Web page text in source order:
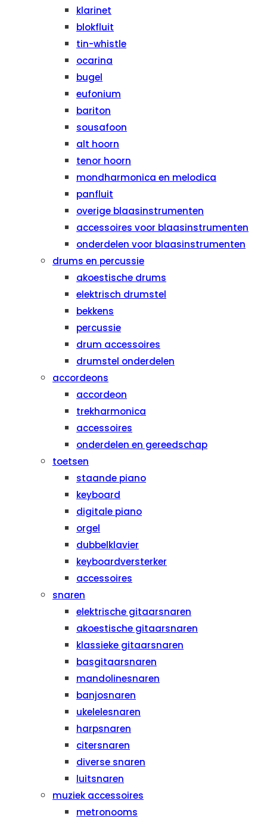
klarinet
blokfluit
tin-whistle
ocarina
bugel
eufonium
bariton
sousafoon
alt hoorn
tenor hoorn
mondharmonica en melodica
panfluit
overige blaasinstrumenten
accessoires voor blaasinstrumenten
onderdelen voor blaasinstrumenten
drums en percussie
akoestische drums
elektrisch drumstel
bekkens
percussie
drum accessoires
drumstel onderdelen
accordeons
accordeon
trekharmonica
accessoires
onderdelen en gereedschap
toetsen
staande piano
keyboard
digitale piano
orgel
dubbelklavier
keyboardversterker
accessoires
snaren
elektrische gitaarsnaren
akoestische gitaarsnaren
klassieke gitaarsnaren
basgitaarsnaren
mandolinesnaren
banjosnaren
ukelelesnaren
harpsnaren
citersnaren
diverse snaren
luitsnaren
muziek accessoires
metronooms